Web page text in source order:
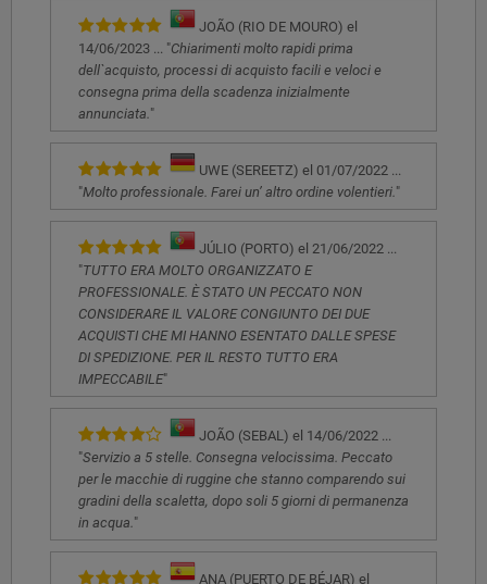
JOÃO (RIO DE MOURO) el
14/06/2023 ... "Chiarimenti molto rapidi prima
dell`acquisto, processi di acquisto facili e veloci e
consegna prima della scadenza inizialmente
annunciata."
UWE (SEREETZ) el 01/07/2022 ...
"Molto professionale. Farei un’ altro ordine volentieri."
JÚLIO (PORTO) el 21/06/2022 ...
"TUTTO ERA MOLTO ORGANIZZATO E
PROFESSIONALE. È STATO UN PECCATO NON
CONSIDERARE IL VALORE CONGIUNTO DEI DUE
ACQUISTI CHE MI HANNO ESENTATO DALLE SPESE
DI SPEDIZIONE. PER IL RESTO TUTTO ERA
IMPECCABILE"
JOÃO (SEBAL) el 14/06/2022 ...
"Servizio a 5 stelle. Consegna velocissima. Peccato
per le macchie di ruggine che stanno comparendo sui
gradini della scaletta, dopo soli 5 giorni di permanenza
in acqua."
ANA (PUERTO DE BÉJAR) el